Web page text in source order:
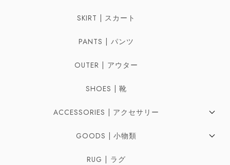
SKIRT | スカート
PANTS | パンツ
OUTER | アウター
SHOES | 靴
ACCESSORIES | アクセサリー
Pierces | ピアスGOODS | 小物類
RUG | ラグ